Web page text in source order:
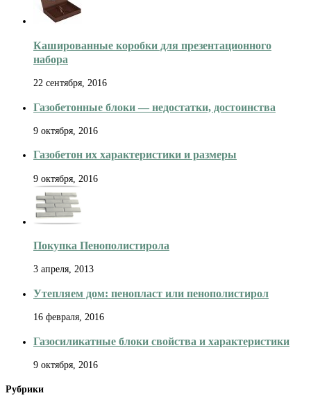
Кашированные коробки для презентационного
набора
22 сентября, 2016
Газобетонные блоки — недостатки, достоинства
9 октября, 2016
Газобетон их характеристики и размеры
9 октября, 2016
Покупка Пенополистирола
3 апреля, 2013
Утепляем дом: пенопласт или пенополистирол
16 февраля, 2016
Газосиликатные блоки свойства и характеристики
9 октября, 2016
Рубрики